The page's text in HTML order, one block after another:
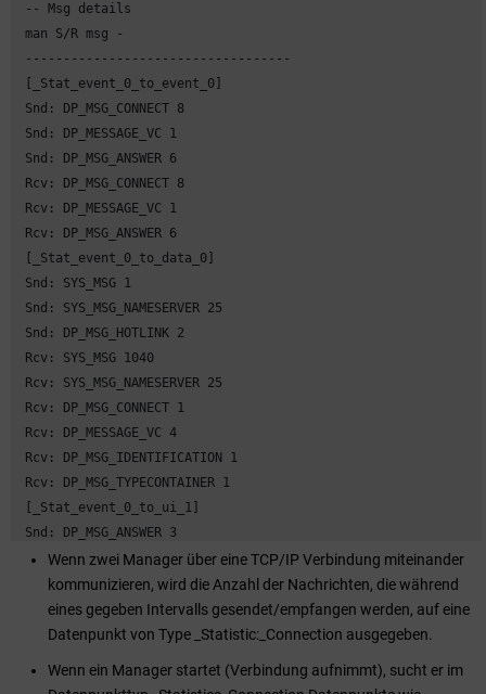
-- Msg details
man S/R msg -
-----------------------------------
[_Stat_event_0_to_event_0]
Snd: DP_MSG_CONNECT 8
Snd: DP_MESSAGE_VC 1
Snd: DP_MSG_ANSWER 6
Rcv: DP_MSG_CONNECT 8
Rcv: DP_MESSAGE_VC 1
Rcv: DP_MSG_ANSWER 6
[_Stat_event_0_to_data_0]
Snd: SYS_MSG 1
Snd: SYS_MSG_NAMESERVER 25
Snd: DP_MSG_HOTLINK 2
Rcv: SYS_MSG 1040
Rcv: SYS_MSG_NAMESERVER 25
Rcv: DP_MSG_CONNECT 1
Rcv: DP_MESSAGE_VC 4
Rcv: DP_MSG_IDENTIFICATION 1
Rcv: DP_MSG_TYPECONTAINER 1
[_Stat_event_0_to_ui_1]
Snd: DP_MSG_ANSWER 3
Rcv: DP_MSG_CONNECT 28
Rcv: DP_MSG_SIMPLE_REQUEST 1
Wenn zwei Manager über eine TCP/IP Verbindung miteinander
kommunizieren, wird die Anzahl der Nachrichten, die während
eines gegeben Intervalls gesendet/empfangen werden, auf eine
Datenpunkt von Type _Statistic: Connection ausgegeben.
Wenn ein Manager startet (Verbindung aufnimmt), sucht er im